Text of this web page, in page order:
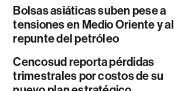
Bolsas asiáticas suben pese a
tensiones en Medio Oriente y al
repunte del petróleo
Cencosud reporta pérdidas
trimestrales por costos de su